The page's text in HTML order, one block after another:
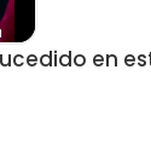
en